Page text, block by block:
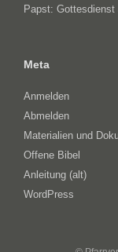
Papst:
Meta
Anmelden
Abmelden
Materialien und
Offene Bibel
Anleitung (alt)
WordPress